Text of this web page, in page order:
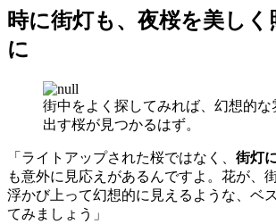
時に街灯も、夜桜を美しく
に
街中をよく探してみれば、幻想的な
出す桜が見つかるはず。
「ライトアップされた桜ではなく、 街灯
も意外に見応えがあるんですよ。花が、
浮かび上って幻想的に見えるような、ベ
てみましょう」